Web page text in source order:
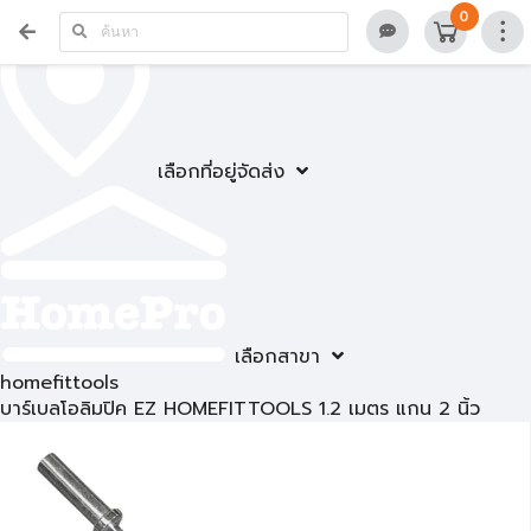
เลือกที่อยู่จัดส่ง
เลือกสาขา
0
homefittools
บาร์เบลโอลิมปิค EZ HOMEFITTOOLS 1.2 เมตร แกน 2 นิ้ว